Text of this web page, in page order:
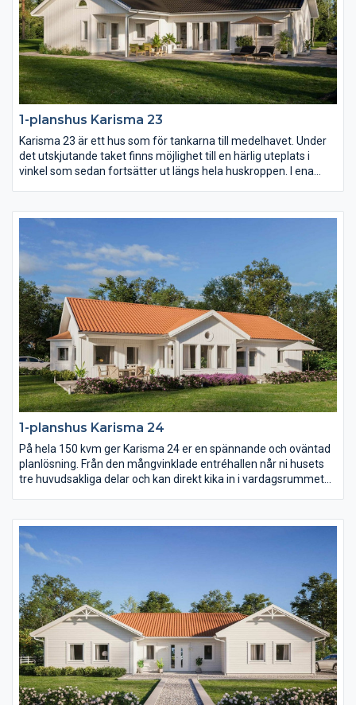
1-planshus Karisma 23
Karisma 23 är ett hus som för tankarna till medelhavet. Under
det utskjutande taket finns möjlighet till en härlig uteplats i
vinkel som sedan fortsätter ut längs hela huskroppen. I ena
ryggåstak över vardagsrum, matplats och kök.
1-planshus Karisma 24
På hela 150 kvm ger Karisma 24 er en spännande och oväntad
planlösning. Från den mångvinklade entréhallen når ni husets
tre huvudsakliga delar och kan direkt kika in i vardagsrummet
barn- och ungdomsdel med eget allrum samt en vuxendel med
stort badrum och arbetsrum. Karisma 24 har helt enkelt extra
allt.